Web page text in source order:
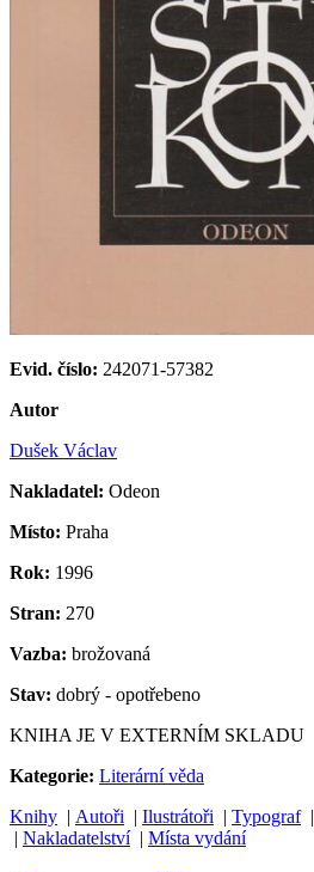
Evid. číslo: 242071-57382
Autor
Dušek Václav
Nakladatel: Odeon
Místo: Praha
Rok: 1996
Stran: 270
Vazba: brožovaná
Stav: dobrý - opotřebeno
KNIHA JE V EXTERNÍM SKLADU
Kategorie: Literární věda
Knihy | Autoři | Ilustrátoři | Typograf|
| Nakladatelství| Místa vydání